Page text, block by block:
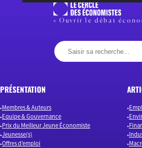
« Ouvrir le débat
PRÉSENTATION
Membres & Auteurs
Equipe & Gouvernance
Prix du Meilleur Jeune Économiste
Jeunesse(s)
Offres d’emploi